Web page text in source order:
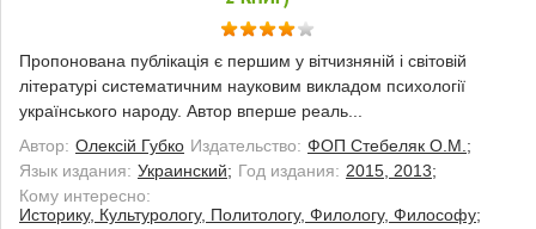
Пропонована публікація є першим у вітчизняній і світовій
літературі систематичним науковим викладом психології
українського народу. Автор вперше реаль...
Автор: Олексій Губко Издательство: ФОП Стебеляк О.М.;
Язык издания: Украинский; Год издания: 2015, 2013;
Кому интересно:
Историку, Культурологу, Политологу, Филологу, Философу;